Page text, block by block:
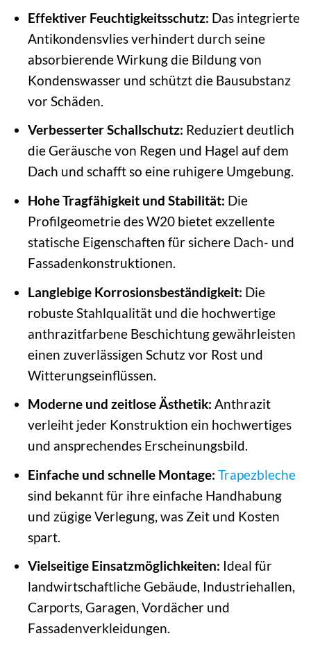
Effektiver Feuchtigkeitsschutz: Das integrierte
Antikondensvlies verhindert durch seine
absorbierende Wirkung die Bildung von
Kondenswasser und schützt die Bausubstanz
vor Schäden.
Verbesserter Schallschutz: Reduziert deutlich
die Geräusche von Regen und Hagel auf dem
Dach und schafft so eine ruhigere Umgebung.
Hohe Tragfähigkeit und Stabilität: Die
Profilgeometrie des W20 bietet exzellente
statische Eigenschaften für sichere Dach- und
Fassadenkonstruktionen.
Langlebige Korrosionsbeständigkeit: Die
robuste Stahlqualität und die hochwertige
anthrazitfarbene Beschichtung gewährleisten
einen zuverlässigen Schutz vor Rost und
Witterungseinflüssen.
Moderne und zeitlose Ästhetik: Anthrazit
verleiht jeder Konstruktion ein hochwertiges
und ansprechendes Erscheinungsbild.
Einfache und schnelle Montage: Trapezbleche
sind bekannt für ihre einfache Handhabung
und zügige Verlegung, was Zeit und Kosten
spart.
Vielseitige Einsatzmöglichkeiten: Ideal für
landwirtschaftliche Gebäude, Industriehallen,
Carports, Garagen, Vordächer und
Fassadenverkleidungen.